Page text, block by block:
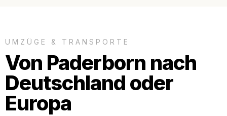
UMZÜGE & TRANSPORTE
Von Paderborn nach
Deutschland oder
Europa